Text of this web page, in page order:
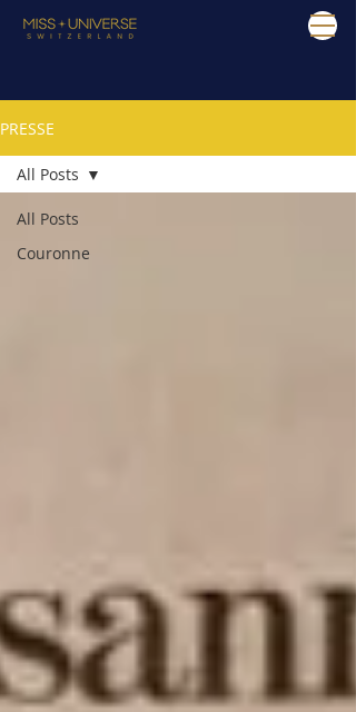
PRESSE
All Posts
Couronne
All Posts